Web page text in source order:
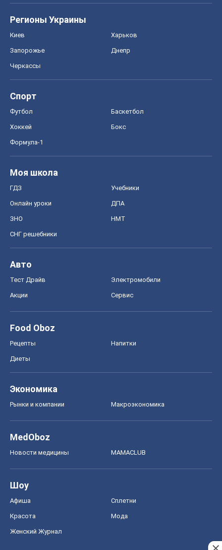
Регионы Украины
Киев Харьков
Запорожье Днепр
Черкассы
Спорт
Футбол Баскетбол
Хоккей Бокс
Формула-1
Моя школа
ГДЗ Учебники
Онлайн уроки ДПА
ЗНО НМТ
СНГ решебники
Авто
Тест Драйв Электромобили
Акции Сервис
Food Oboz
Рецепты Напитки
Диеты
Экономика
Рынки и компании Mакроэкономика
MedOboz
Новости медицины MAMACLUB
Шоу
Афиша Сплетни
Красота Мода
Женский Журнал